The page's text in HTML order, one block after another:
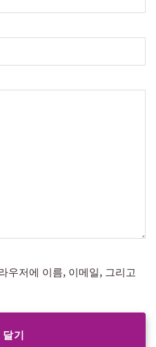
우저에 이름, 이메일, 그리고